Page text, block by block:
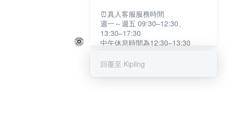
⏰真人客服服務時間
週一～週五 09:30–12:30、
13:30–17:30
中午休息時間為12:30–13:30
提醒您：系統會自動已讀訊息，如
回覆至 Kipling